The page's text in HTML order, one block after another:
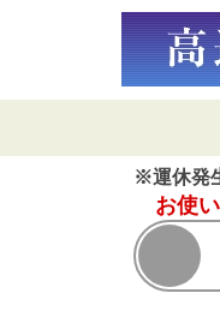
※運休発
お使